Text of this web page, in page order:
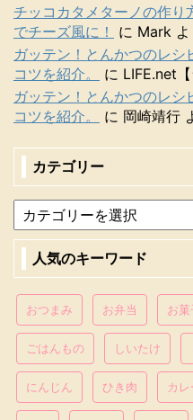
チッコカタメターノの作
でチーズ風に！
に Mark よ
ガッテン！とんかつのレ
コツを紹介。
に LIFE.net
ガッテン！とんかつのレ
コツを紹介。
に 岡崎靖行
カテゴリー
人気のキーワード
おつまみ お弁当 お菓
ごはんもの しいたけ
にんじん ひき肉 カレ